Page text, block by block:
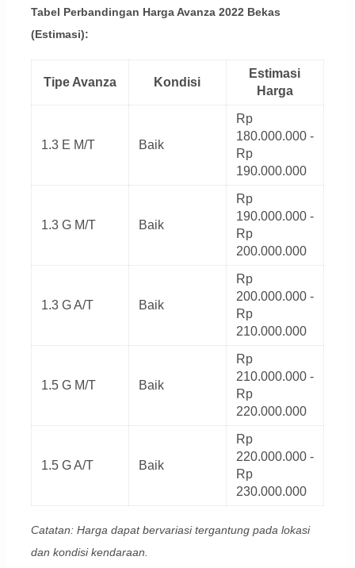
Tabel Perbandingan Harga Avanza 2022 Bekas
(Estimasi):
Tipe Avanza Kondisi
Estimasi
Harga
1.3 E M/T Baik
Rp
180.000.000 -
Rp
190.000.000
1.3 G M/T Baik
Rp
190.000.000 -
Rp
200.000.000
1.3 G A/T Baik
Rp
200.000.000 -
Rp
210.000.000
1.5 G M/T Baik
Rp
210.000.000 -
Rp
220.000.000
1.5 G A/T Baik
Rp
220.000.000 -
Rp
230.000.000
Catatan: Harga dapat bervariasi tergantung pada lokasi
dan kondisi kendaraan.